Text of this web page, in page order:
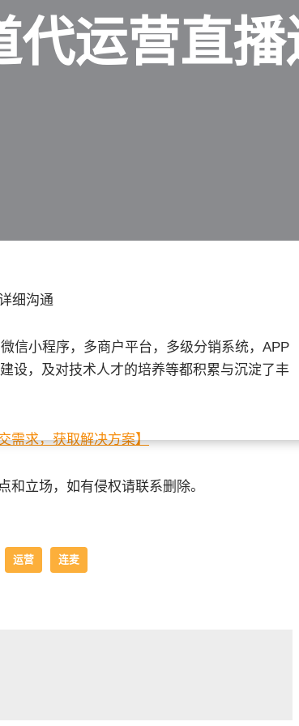
代运营直
细沟通
信小程序，多商户平台，多级分销系统，APP
设，及对技术人才的培养等都积累与沉淀了丰
需求，获取解决方案】
立场，如有侵权请联系删除。
运营 连麦